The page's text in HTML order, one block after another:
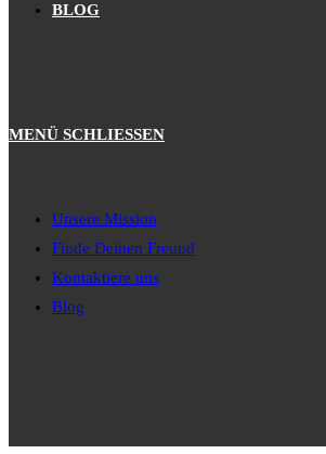
BLOG
MENÜ SCHLIESSEN
Unsere Mission
Finde Deinen Freund
Kontaktiere uns
Blog